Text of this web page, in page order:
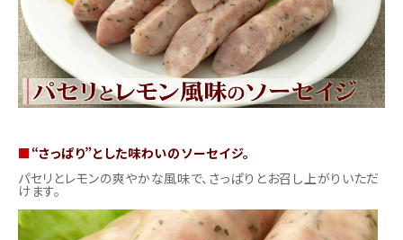
ご利用ガイド
直営店
■“さっぱり”とした味わいのソーセイジ。
パセリとレモンの爽やかな風味で、さっぱりとお召し上がりいただ
けます。